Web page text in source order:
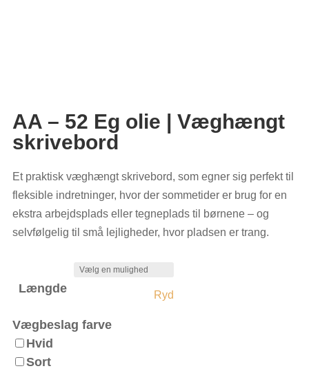
AA – 52 Eg olie | Væghængt
skrivebord
Et praktisk væghængt skrivebord, som egner sig perfekt til
fleksible indretninger, hvor der sommetider er brug for en
ekstra arbejdsplads eller tegneplads til børnene – og
selvfølgelig til små lejligheder, hvor pladsen er trang.
Længde Ryd
Vægbeslag farve
Hvid
Sort